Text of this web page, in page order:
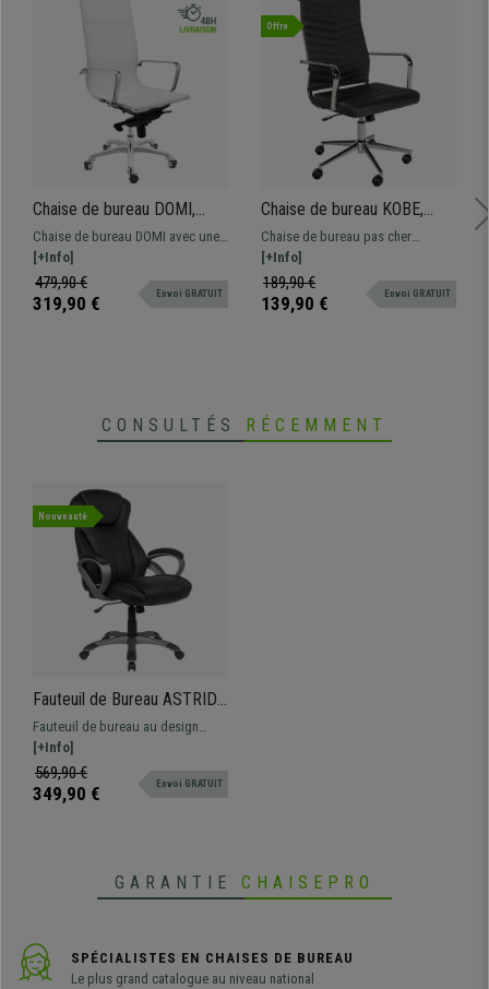
Chaise de bureau DOMI,
Structure Métallique
Chromée, Design élégant, En
Maille, Blanc
Chaise de bureau DOMI avec une
structure Métallique Chromée.
Mécanisme basculant avec
réglage sur 4 positions
[+Info]
479,90 €
319,90 € Envoi GRATUIT
Offre
Chaise de bureau KOBE,
Design avec coutures
élégantes, Piètement
métallique, Cuir, Noir
Chaise de bureau pas cher
KOLMU: un modèle avec un
design original qui associe
confort et matériaux de qualité.
[+Info]
189,90 €
139,90 € Envoi GRATUIT
CONSULTÉS RÉCEMMENT
Nouveauté
Fauteuil de Bureau ASTRID,
Rembourrage Confortable,
Mécanisme d'Inclinaison, en
Cuir Noir
Fauteuil de bureau au design
classique, rembourrage épais,
revêtement en cuir synthétique de
qualité.
[+Info]
569,90 €
349,90 € Envoi GRATUIT
GARANTIE CHAISEPRO
SPÉCIALISTES EN CHAISES DE BUREAU
Le plus grand catalogue au niveau national